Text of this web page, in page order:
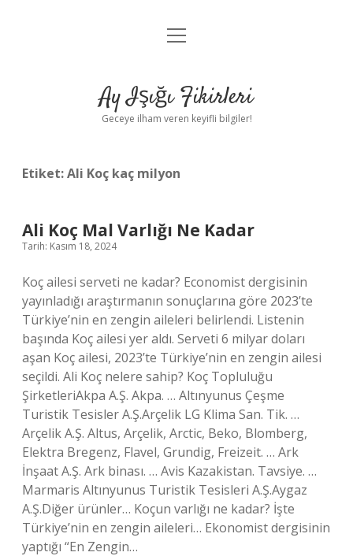
Anasayfa
Yasal Uyarı
menüyü
Ay Işığı Fikirleri
Geceye ilham veren keyifli bilgiler!
Etiket:Ali Koç kaç milyon
Ali Koç Mal Varlığı Ne Kadar
Tarih: Kasım 18, 2024
Koç ailesi serveti ne kadar? Economist dergisinin
yayınladığı araştırmanın sonuçlarına göre 2023’te
Türkiye’nin en zengin aileleri belirlendi. Listenin
başında Koç ailesi yer aldı. Serveti 6 milyar doları
aşan Koç ailesi, 2023’te Türkiye’nin en zengin ailesi
seçildi. Ali Koç nelere sahip? Koç Topluluğu
ŞirketleriAkpa A.Ş. Akpa. … Altınyunus Çeşme
Turistik Tesisler A.Ş.Arçelik LG Klima San. Tik. …
Arçelik A.Ş. Altus, Arçelik, Arctic, Beko, Blomberg,
Elektra Bregenz, Flavel, Grundig, Freizeit. … Ark
İnşaat A.Ş. Ark binası. … Avis Kazakistan. Tavsiye. …
Marmaris Altınyunus Turistik Tesisleri A.Ş.Aygaz
A.Ş.Diğer ürünler… Koçun varlığı ne kadar? İşte
Türkiye’nin en zengin aileleri… Ekonomist dergisinin
yaptığı “En Zengin…